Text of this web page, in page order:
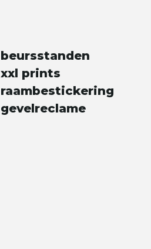
beursstanden
xxl prints
raambestickering
gevelreclame